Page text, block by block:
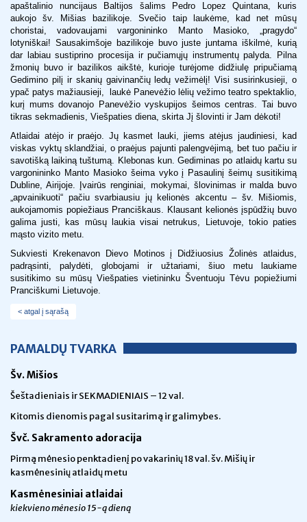
apaštalinio nuncijaus Baltijos šalims Pedro Lopez Quintana, kuris
aukojo šv. Mišias bazilikoje. Svečio taip laukėme, kad net mūsų
choristai, vadovaujami vargonininko Manto Masioko, „pragydo“
lotyniškai! Sausakimšoje bazilikoje buvo juste juntama iškilmė, kurią
dar labiau sustiprino procesija ir pučiamųjų instrumentų palyda. Pilna
žmonių buvo ir bazilikos aikštė, kurioje turėjome didžiulę pripučiamą
Gedimino pilį ir skanių gaivinančių ledų vežimėlį! Visi susirinkusieji, o
ypač patys mažiausieji, laukė Panevėžio lėlių vežimo teatro spektaklio,
kurį mums dovanojo Panevėžio vyskupijos šeimos centras. Tai buvo
tikras sekmadienis, Viešpaties diena, skirta Jį šlovinti ir Jam dėkoti!
Atlaidai atėjo ir praėjo. Jų kasmet lauki, jiems atėjus jaudiniesi, kad
viskas vyktų sklandžiai, o praėjus pajunti palengvėjimą, bet tuo pačiu ir
savotišką laikiną tuštumą. Klebonas kun. Gediminas po atlaidų kartu su
vargonininko Manto Masioko šeima vyko į Pasaulinį šeimų susitikimą
Dubline, Airijoje. Įvairūs renginiai, mokymai, šlovinimas ir malda buvo
„apvainikuoti“ pačiu svarbiausiu jų kelionės akcentu – šv. Mišiomis,
aukojamomis popiežiaus Pranciškaus. Klausant kelionės įspūdžių buvo
galima justi, kas mūsų laukia visai netrukus, Lietuvoje, tokio paties
mąsto vizito metu.
Sukviesti Krekenavon Dievo Motinos į Didžiuosius Žolinės atlaidus,
padrąsinti, palydėti, globojami ir užtariami, šiuo metu laukiame
susitikimo su mūsų Viešpaties vietininku Šventuoju Tėvu popiežiumi
Pranciškumi Lietuvoje.
< atgal į sąrašą
PAMALDŲ TVARKA
Šv. Mišios
Šeštadieniais ir SEKMADIENIAIS – 12 val.
Kitomis dienomis pagal susitarimą ir galimybes.
Švč. Sakramento adoracija
Pirmą mėnesio penktadienį po vakarinių 18 val. šv. Mišių ir
kasmėnesinių atlaidų metu
Kasmėnesiniai atlaidai
kiekvieno mėnesio 15-ą dieną